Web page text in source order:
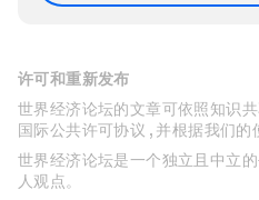
许可和重新发布
世界经济论坛的文章可依照知识
国际公共许可协议 , 并根据我们的
世界经济论坛是一个独立且中立
人观点。